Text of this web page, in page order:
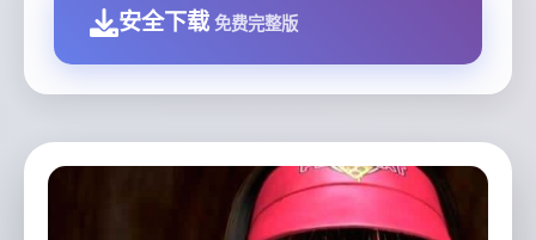
安全下载 免费完整版